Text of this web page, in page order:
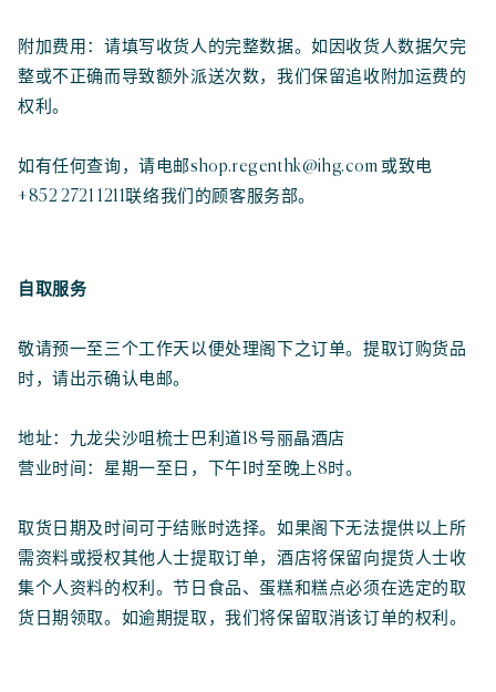
附加费用：请填写收货人的完整数据。如因收货人数据欠完
整或不正确而导致额外派送次数，我们保留追收附加运费的
权利。
如有任何查询，请电邮shop.regenthk@ihg.com 或致电
+852 2721 1211联络我们的顾客服务部。
自取服务
敬请预一至三个工作天以便处理阁下之订单。提取订购货品
时，请出示确认电邮。
地址：九龙尖沙咀梳士巴利道18号丽晶酒店
营业时间：星期一至日，下午1时至晚上8时。
取货日期及时间可于结账时选择。如果阁下无法提供以上所
需资料或授权其他人士提取订单，酒店将保留向提货人士收
集个人资料的权利。节日食品、蛋糕和糕点必须在选定的取
货日期领取。如逾期提取，我们将保留取消该订单的权利。